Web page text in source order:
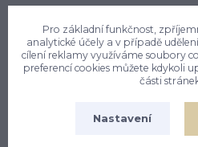
Kompletní specifikace
Kompletní specifikace
Stříbrný přívěsek - kůň s křídly s
Pro základní funkčnost,
analytické účely a v případě
cílení reklamy využíváme soubory
preferencí cookies můžete kdykoli
části
Nastavení